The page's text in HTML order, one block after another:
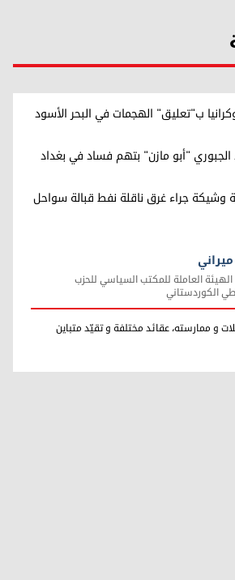
ب"تعليق" الهجمات في البحر الأسود
"أبو مازن" بتهم فساد في بغداد
وشيكة جراء غرق ناقلة نفط قبالة سواحل
العاملة للمكتب السياسي للحزب
الكوردستاني
و ممارسته، عقائد مختلفة و تقيّد متباين